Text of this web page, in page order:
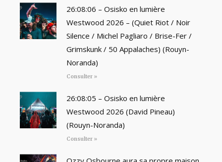
26:08:06 – Osisko en lumière
Westwood 2026 – (Quiet Riot / Noir
Silence / Michel Pagliaro / Brise-Fer /
Grimskunk / 50 Appalaches) (Rouyn-
Noranda)
Consulter »
26:08:05 – Osisko en lumière
Westwood 2026 (David Pineau)
(Rouyn-Noranda)
Consulter »